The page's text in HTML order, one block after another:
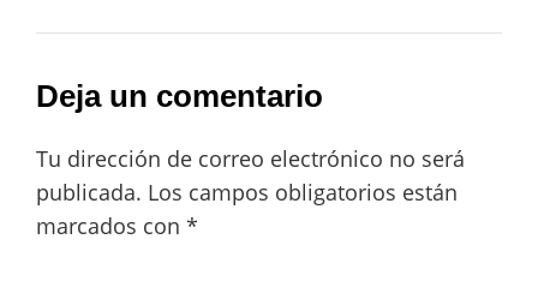
Deja un comentario
Tu dirección de correo electrónico no será
publicada. Los campos obligatorios están
marcados con *